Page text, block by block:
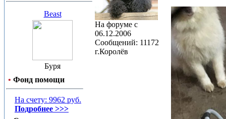
Beast
Буря
• Фонд помощи
На счету: 9962 руб.
Подробнее >>>
На форуме с
06.12.2006
Сообщений: 11172
г.Королёв